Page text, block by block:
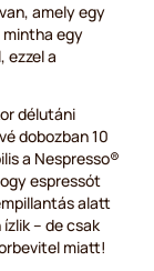
amely egy
egy
ezzel a
délutáni
dobozban 10
a Nespresso®
espressót
alatt
– de csak
miatt!